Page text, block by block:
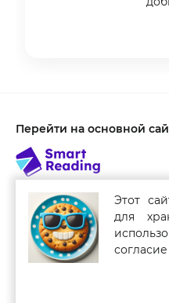
Перейти на основной
Связаться с нами
Smart Reading для
Этот
для